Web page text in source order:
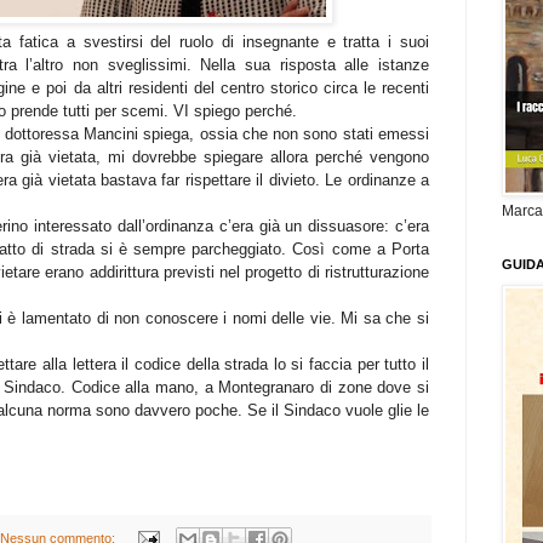
fatica a svestirsi del ruolo di insegnante e tratta i suoi
l’altro non sveglissimi. Nella sua risposta alle istanze
e poi da altri residenti del centro storico circa le recenti
tutti per scemi. VI spiego perché.
Mancini spiega, ossia che non sono stati emessi
già vietata, mi dovrebbe spiegare allora perché vengono
già vietata bastava far rispettare il divieto. Le ordinanze a
interessato dall’ordinanza c’era già un dissuasore: c’era
di strada si è sempre parcheggiato. Così come a Porta
erano addirittura previsti nel progetto di ristrutturazione
lamentato di non conoscere i nomi delle vie. Mi sa che si
alla lettera il codice della strada lo si faccia per tutto il
Codice alla mano, a Montegranaro di zone dove si
norma sono davvero poche. Se il Sindaco vuole glie le
Nessun commento:
Marca